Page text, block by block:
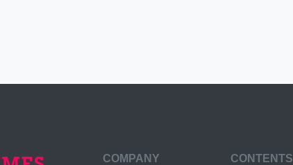
COMPANY CONTENTS